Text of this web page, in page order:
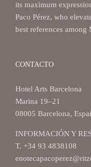
its maximum
Paco Pérez, who
best references among
CONTACTO
Hotel Arts Barcelona
Marina 19–21
08005 Barcelona,
INFORMACIÓN Y
T. +34 93 4838108